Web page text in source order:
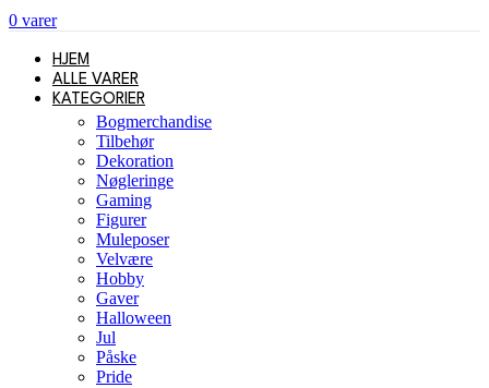
0 varer
HJEM
ALLE VARER
KATEGORIER
Bogmerchandise
Tilbehør
Dekoration
Nøgleringe
Gaming
Figurer
Muleposer
Velvære
Hobby
Gaver
Halloween
Jul
Påske
Pride